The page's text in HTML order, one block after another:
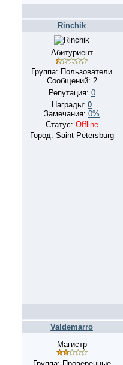
Rinchik
Абитуриент
Группа: Пользователи
Сообщений: 2
Репутация: 0
Награды: 0
Замечания: 0%
Статус: Offline
Город: Saint-Petersburg
Valdemarro
Магистр